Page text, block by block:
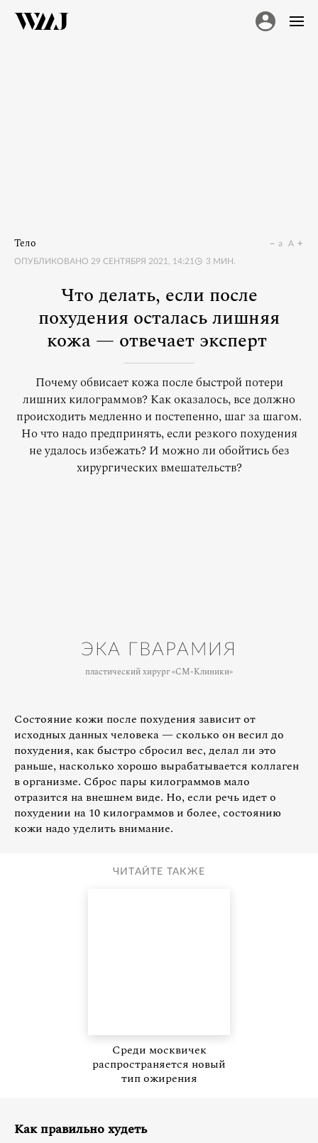
Тело
ОПУБЛИКОВАНО 29 СЕНТЯБРЯ 2021, 14:21 3 МИН.
a A
Что делать, если после
похудения осталась лишняя
кожа — отвечает эксперт
Почему обвисает кожа после быстрой потери
лишних килограммов? Как оказалось, все должно
происходить медленно и постепенно, шаг за шагом.
Но что надо предпринять, если резкого похудения
не удалось избежать? И можно ли обойтись без
хирургических вмешательств?
ЭКА ГВАРАМИЯ
пластический хирург «СМ-Клиники»
Состояние кожи после похудения зависит от
исходных данных человека — сколько он весил до
похудения, как быстро сбросил вес, делал ли это
раньше, насколько хорошо вырабатывается коллаген
в организме. Сброс пары килограммов мало
отразится на внешнем виде. Но, если речь идет о
похудении на 10 килограммов и более, состоянию
кожи надо уделить внимание.
ЧИТАЙТЕ ТАКЖЕ
Среди москвичек
распространяется новый
тип ожирения
Как правильно худеть